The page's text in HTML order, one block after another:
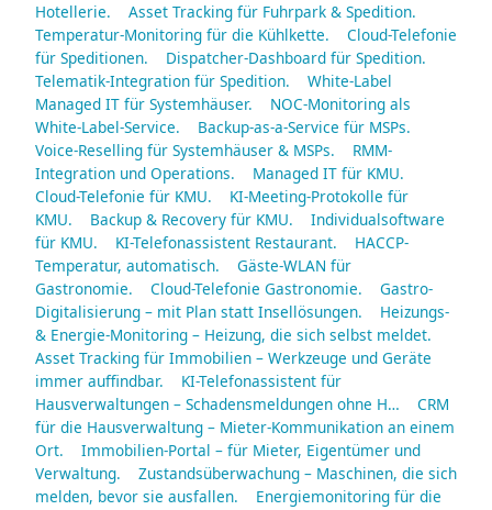
Hotellerie.
Asset Tracking für Fuhrpark & Spedition.
Temperatur-Monitoring für die Kühlkette.
Cloud-Telefonie
für Speditionen.
Dispatcher-Dashboard für Spedition.
Telematik-Integration für Spedition.
White-Label
Managed IT für Systemhäuser.
NOC-Monitoring als
White-Label-Service.
Backup-as-a-Service für MSPs.
Voice-Reselling für Systemhäuser & MSPs.
RMM-
Integration und Operations.
Managed IT für KMU.
Cloud-Telefonie für KMU.
KI-Meeting-Protokolle für
KMU.
Backup & Recovery für KMU.
Individualsoftware
für KMU.
KI-Telefonassistent Restaurant.
HACCP-
Temperatur, automatisch.
Gäste-WLAN für
Gastronomie.
Cloud-Telefonie Gastronomie.
Gastro-
Digitalisierung – mit Plan statt Insellösungen.
Heizungs-
& Energie-Monitoring – Heizung, die sich selbst meldet.
Asset Tracking für Immobilien – Werkzeuge und Geräte
immer auffindbar.
KI-Telefonassistent für
Hausverwaltungen – Schadensmeldungen ohne H…
CRM
für die Hausverwaltung – Mieter-Kommunikation an einem
Ort.
Immobilien-Portal – für Mieter, Eigentümer und
Verwaltung.
Zustandsüberwachung – Maschinen, die sich
melden, bevor sie ausfallen.
Energiemonitoring für die